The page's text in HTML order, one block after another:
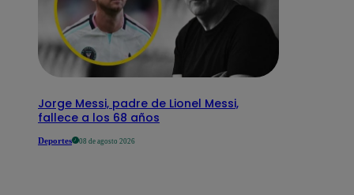
Jorge Messi, padre de Lionel Messi,
fallece a los 68 años
Deportes 08 de agosto 2026